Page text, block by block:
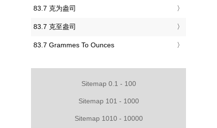
‎83.7 克为盎司
‎83.7 克至盎司
‎83.7 Grammes To Ounces
Sitemap 0.1 - 100
Sitemap 101 - 1000
Sitemap 1010 - 10000